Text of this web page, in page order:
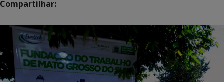
Compartilhar: